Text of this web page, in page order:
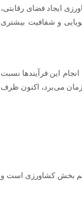
ایجاد فضای رقابتی،
و شفافیت بیشتری
این فرآیندها نسبت
می‌برد، اکنون ظرف
مهم بخش کشاورزی است و